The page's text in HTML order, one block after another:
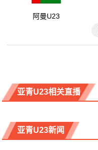
阿曼U23
亚青U23相关直播
亚青U23新闻